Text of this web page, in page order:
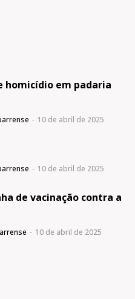
em padaria
- 10 de abril de 2025
- 10 de abril de 2025
de vacinação contra a
- 10 de abril de 2025